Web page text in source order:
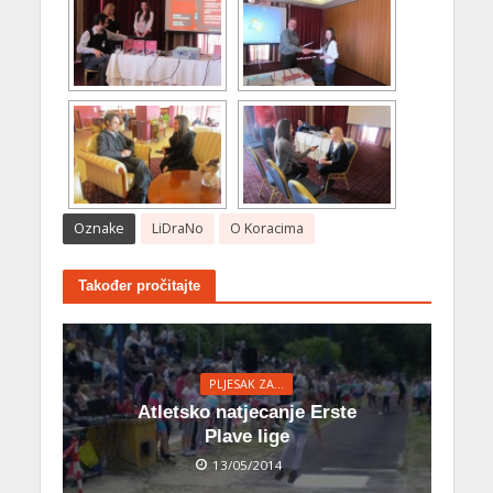
Oznake LiDraNo O Koracima
Također pročitajte
PLJESAK ZA…
Atletsko natjecanje Erste
Plave lige
13/05/2014